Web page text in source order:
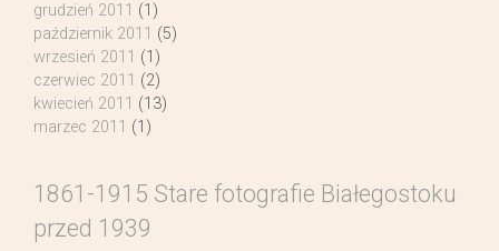
grudzień 2011 (1)
październik 2011 (5)
wrzesień 2011 (1)
czerwiec 2011 (2)
kwiecień 2011 (13)
marzec 2011 (1)
1861-1915 Stare fotografie Białegostoku
przed 1939